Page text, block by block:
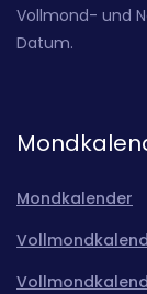
Vollmond- und
Datum.
Mondkalender